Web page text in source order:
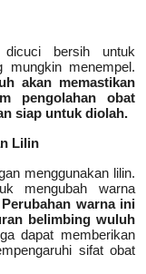
dicuci bersih untuk
mungkin menempel.
akan memastikan
pengolahan obat
siap untuk diolah.
Lilin
menggunakan lilin.
mengubah warna
Perubahan warna ini
belimbing wuluh
dapat memberikan
sifat obat